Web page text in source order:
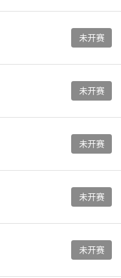
未开赛
未开赛
未开赛
未开赛
未开赛